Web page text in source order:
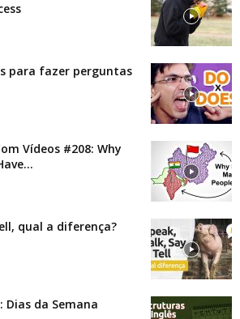
para fazer perguntas
Vídeos #208: Why
qual a diferença?
da Semana